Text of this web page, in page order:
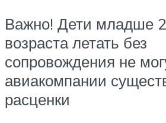
Важно! Дети младше
возраста летать без
сопровождения не
авиакомпании
расценки